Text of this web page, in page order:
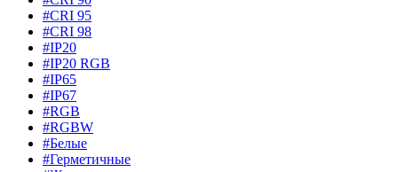
#CRI 95
#CRI 98
#IP20
#IP20 RGB
#IP65
#IP67
#RGB
#RGBW
#Белые
#Герметичные